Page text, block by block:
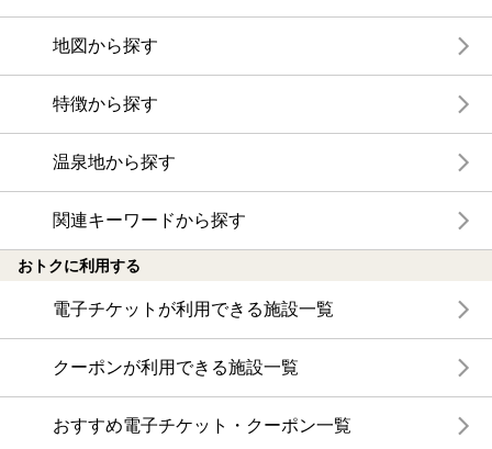
地図から探す
特徴から探す
温泉地から探す
関連キーワードから探す
おトクに利用する
電子チケットが利用できる施設一覧
クーポンが利用できる施設一覧
おすすめ電子チケット・クーポン一覧